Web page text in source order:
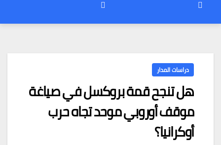
دراسات المدار
هل تنجح قمة بروكسل في صياغة
موقف أوروبي موحد تجاه حرب
أوكرانيا؟